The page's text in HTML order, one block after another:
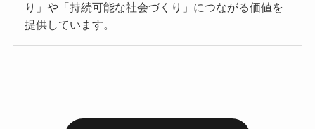
り」や「持続可能な社会づくり」につながる価値を
提供しています。